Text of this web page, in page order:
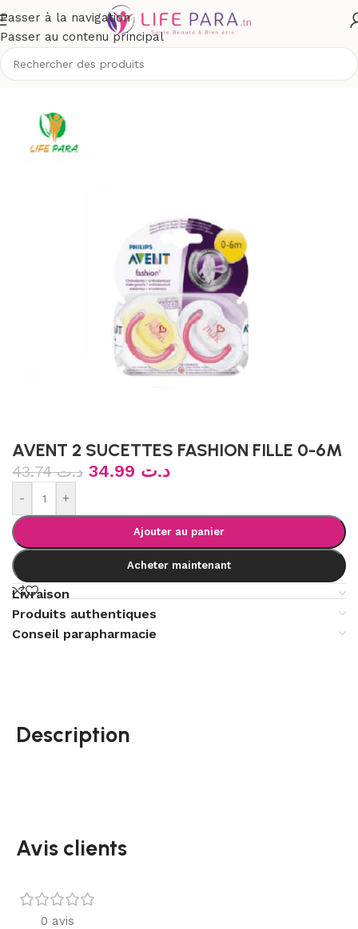
Passer à la navigation
Passer au contenu principal
Accueil/Boutique/Bébé et maman/Puériculture/Sucettes
AVENT 2 SUCETTES FASHION FILLE 0-6M
د.ت43.74 د.ت
- +
Ajouter au panier
Acheter maintenant
Livraison
Produits authentiques
Conseil parapharmacie
Description
Avis clients
0 avis